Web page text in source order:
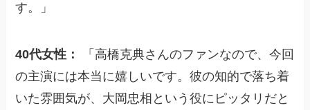
す。」
40代女性：
「高橋克典さんのファンなので、今回
の主演には本当に嬉しいです。彼の知的で落ち着
いた雰囲気が、大岡忠相という役にピッタリだと